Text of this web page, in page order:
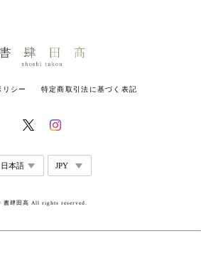
リシー 特定商取引法に基づく表記
書肆田高 All rights reserved.